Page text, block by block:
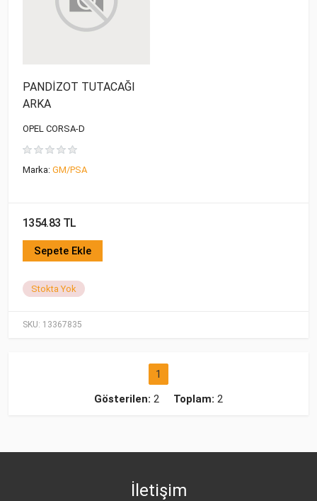
SKU: 13367835
PANDİZOT TUTACAĞI
ARKA
OPEL CORSA-D
Marka: GM/PSA
1354.83 TL
Sepete Ekle
Stokta Yok
1
Gösterilen: 2 Toplam: 2
İletişim